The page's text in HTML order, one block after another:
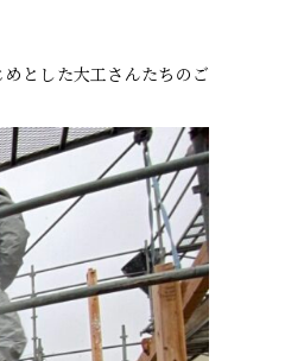
とした大工さんたちのご